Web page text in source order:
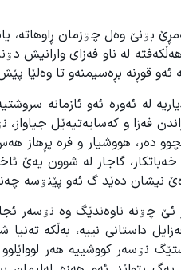
بۊنێ وەل چۊزمان ڕاوهاتە،
لە ناو فەزای وارانیش
قوڕنە بڕەسیمنەو تا وەلێا
لە ئەورە ئەو ئازمانە
فەزا و کەسایەتیەێل
دەر، هووشیار و فرە
گاجار لە شوون یەێ
نیشان دەێد گ ئەو پێنۊسە
چۊنە ناوەندێگ وە نۊسەر
داستانی نییە، بەڵکە
نۊسەر کووشییە هەر